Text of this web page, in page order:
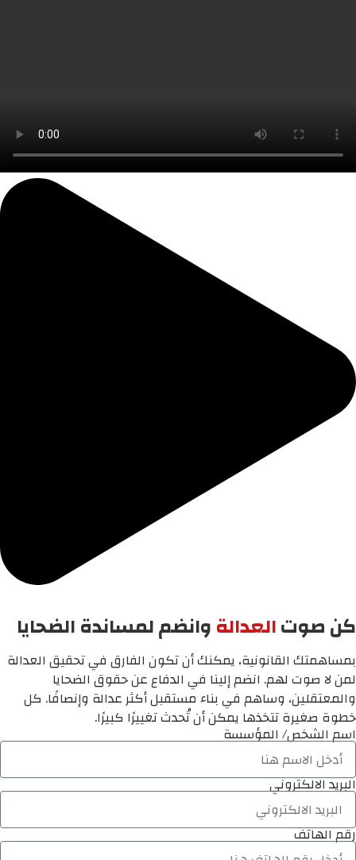
كن صوتالعدالةوانضم لمساندة الضحايا
بمساهمتك القانونية، يمكنك أن تكون الفارق في تحقيق العدالة
لمن لا صوت لهم. انضم إلينا في الدفاع عن حقوق الضحايا
والمعتقلين، وساهم في بناء مستقبل أكثر عدالة وإنصافًا. كل
خطوة صغيرة تتخذها يمكن أن تُحدث تغييرًا كبيرًا.
اسم الشخص/ المؤسسة
البريد الالكتروني
رقم الهاتف